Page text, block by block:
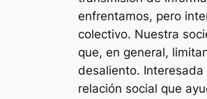
enfrentamos, pero
colectivo. Nuestra
que, en general,
desaliento.
relación social que